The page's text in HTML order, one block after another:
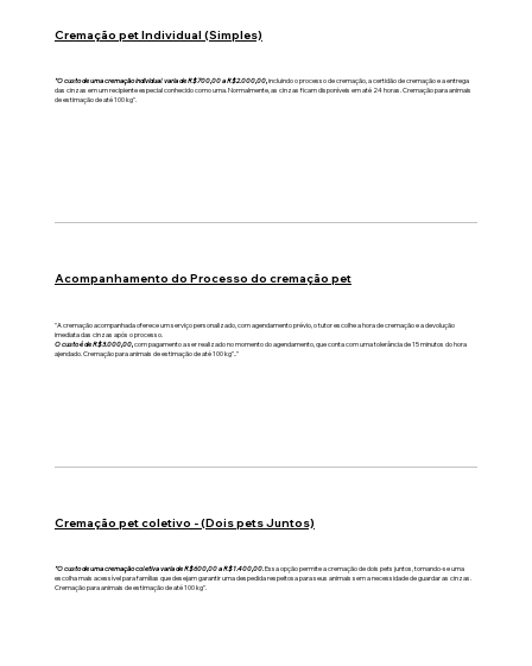
Cremação pet Individual (Simples)
"O custo de uma cremação individual varia de R$700,00 a R$2.000,00, incluindo o processo de cremação, a certidão de cremação e a entrega
das cinzas em um recipiente especial conhecido como urna. Normalmente, as cinzas ficam disponíveis em até 24 horas. Cremação para animais
de estimação de até 100 kg".
Acompanhamento do Processo do cremação pet
"A cremação acompanhada oferece um serviço personalizado, com agendamento prévio, o tutor escolhe a hora de cremação e a devolução
imediata das cinzas após o processo.
O custo é de R$3.000,00, com pagamento a ser realizado no momento do agendamento, que conta com uma tolerância de 15 minutos do hora
ajendado. Cremação para animais de estimação de até 100 kg".."
Cremação pet coletivo - (Dois pets Juntos)
"O custo de uma cremação coletiva varia de R$600,00 a R$1.400,00. Essa opção permite a cremação de dois pets juntos, tornando-se uma
escolha mais acessível para famílias que desejam garantir uma despedida respeitosa para seus animais sem a necessidade de guardar as cinzas.
Cremação para animais de estimação de até 100 kg".